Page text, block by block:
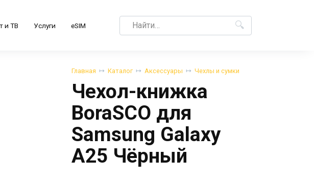
и ТВ Услуги eSIM
Search
for:
Главная Каталог Аксессуары Чехлы и сумки
Чехол-книжка
BoraSCO для
Samsung Galaxy
A25 Чёрный